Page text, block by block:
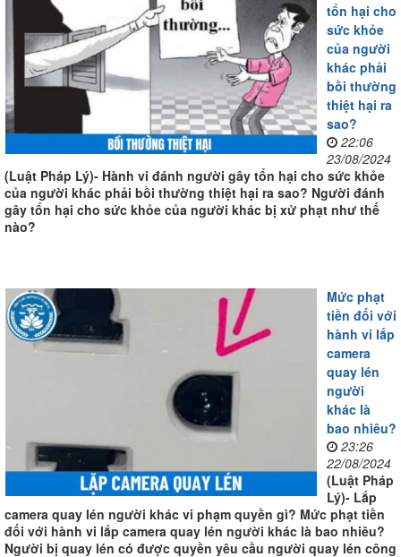
tổn hại cho
sức khỏe
của người
khác phải
bồi thường
thiệt hại ra
sao?
22:06
23/08/2024
(Luật Pháp Lý)- Hành vi đánh người gây tổn hại cho sức khỏe
của người khác phải bồi thường thiệt hại ra sao? Người đánh
gây tổn hại cho sức khỏe của người khác bị xử phạt như thế
nào?
Mức phạt
tiền đối với
hành vi lắp
camera
quay lén
người
khác là
bao nhiêu?
23:26
22/08/2024
(Luật Pháp
Lý)- Lắp
camera quay lén người khác vi phạm quyền gì? Mức phạt tiền
đối với hành vi lắp camera quay lén người khác là bao nhiêu?
Người bị quay lén có được quyền yêu cầu người quay lén công